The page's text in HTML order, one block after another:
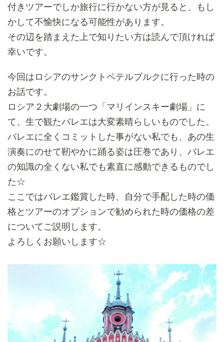
付きツアーでしか旅行に行かない方が見ると、もし
かして不愉快になる可能性があります。
その辺を踏まえた上で知りたい方は読んで頂ければ
幸いです。
今回はロシアのサンクトペテルブルクに行った時の
お話です。
ロシア２大劇場の一つ「マリインスキー劇場」に
て、 生で観たバレエは大変素晴らしいものでした。
バレエに全くコミットした事がない私でも、 あの生
演奏にのせて靭やかに踊る姿は圧巻であり、 バレエ
の知識の全くない私でも素直に感動できるものでし
た☆
ここではバレエ鑑賞した時、 自分で手配した時の価
格とツアーのオプションで勧められた時の価格の差
についてご説明します。
よろしくお願いします☆